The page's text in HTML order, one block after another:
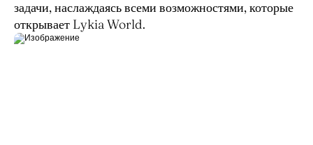
задачи, наслаждаясь всеми возможностями, которые
открывает Lykia World.